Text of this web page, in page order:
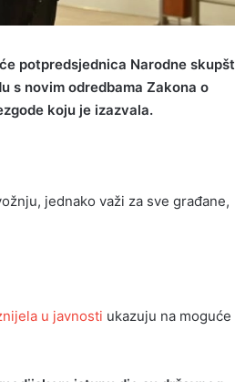
potpredsjednica Narodne
s novim odredbama Zakona o
koju je izazvala.
jednako važi za sve građane,
u javnosti ukazuju na moguće